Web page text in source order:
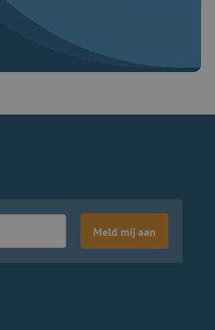
Meld mij aan